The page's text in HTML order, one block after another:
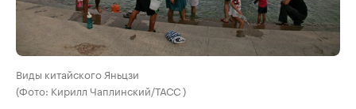
Виды китайского Яньцзи
(Фото: Кирилл Чаплинский/ТАСС )